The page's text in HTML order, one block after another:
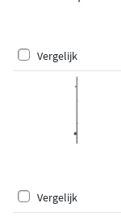
Vergelijk
Vergelijk